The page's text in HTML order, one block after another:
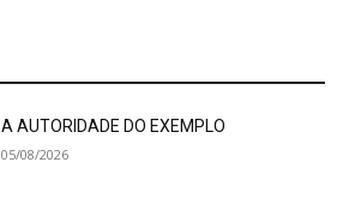
A AUTORIDADE DO EXEMPLO
05/08/2026